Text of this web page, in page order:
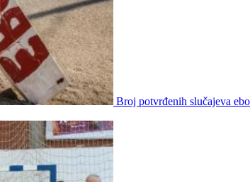
Broj potvrđenih slučajeva